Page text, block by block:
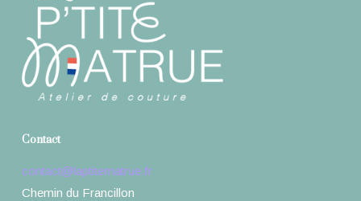
Contact
contact@laptitematrue.fr
Chemin du Francillon